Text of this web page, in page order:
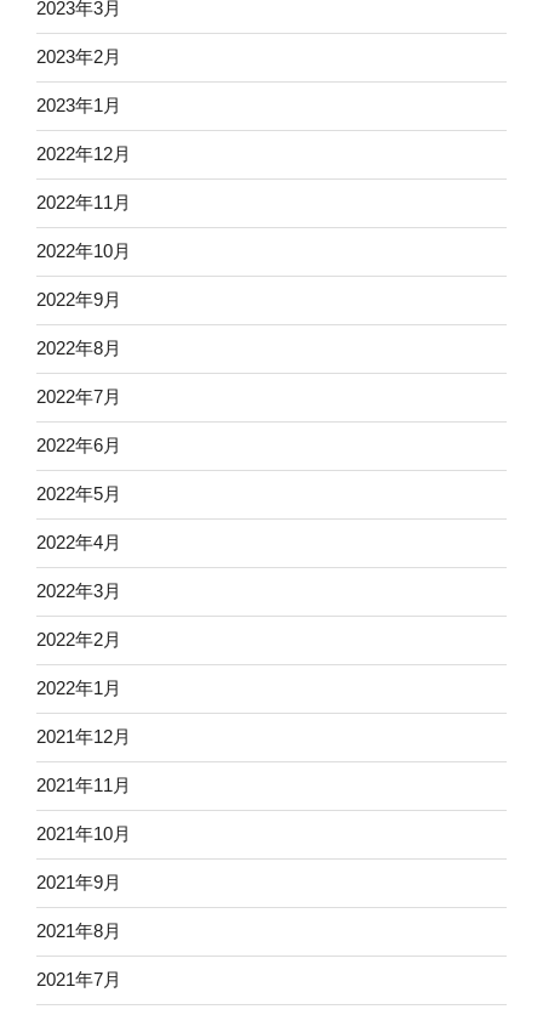
2023年3月
2023年2月
2023年1月
2022年12月
2022年11月
2022年10月
2022年9月
2022年8月
2022年7月
2022年6月
2022年5月
2022年4月
2022年3月
2022年2月
2022年1月
2021年12月
2021年11月
2021年10月
2021年9月
2021年8月
2021年7月